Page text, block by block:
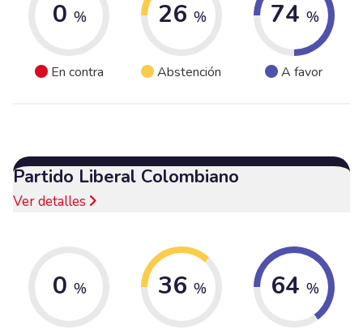
0 %
En contra
26 %
Abstención
74 %
A favor
Partido Liberal Colombiano
Ver detalles
0 % 36 % 64 %